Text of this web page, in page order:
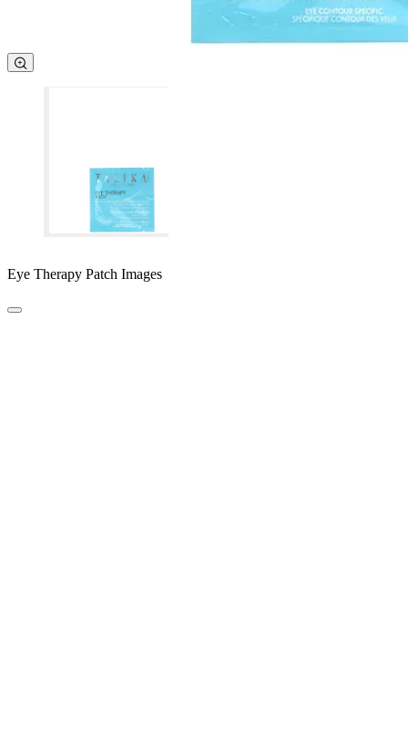
Eye Therapy Patch Images